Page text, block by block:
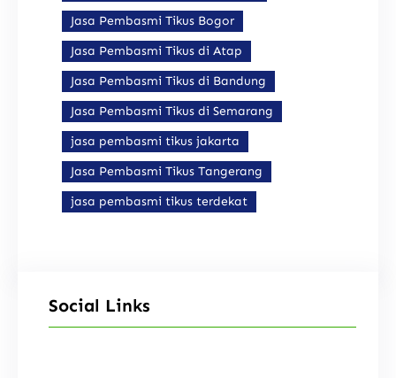
Jasa Pembasmi Tikus Bogor
Jasa Pembasmi Tikus di Atap
Jasa Pembasmi Tikus di Bandung
Jasa Pembasmi Tikus di Semarang
jasa pembasmi tikus jakarta
Jasa Pembasmi Tikus Tangerang
jasa pembasmi tikus terdekat
Social Links